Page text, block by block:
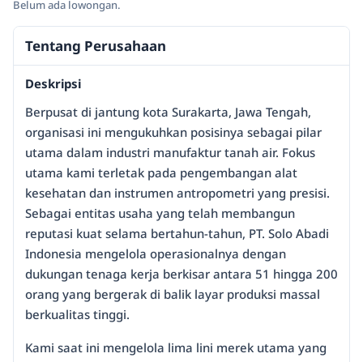
Belum ada lowongan.
Tentang Perusahaan
Deskripsi
Berpusat di jantung kota Surakarta, Jawa Tengah,
organisasi ini mengukuhkan posisinya sebagai pilar
utama dalam industri manufaktur tanah air. Fokus
utama kami terletak pada pengembangan alat
kesehatan dan instrumen antropometri yang presisi.
Sebagai entitas usaha yang telah membangun
reputasi kuat selama bertahun-tahun, PT. Solo Abadi
Indonesia mengelola operasionalnya dengan
dukungan tenaga kerja berkisar antara 51 hingga 200
orang yang bergerak di balik layar produksi massal
berkualitas tinggi.
Kami saat ini mengelola lima lini merek utama yang